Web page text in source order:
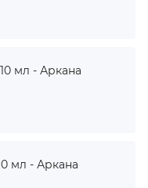
мл - Аркана
мл - Аркана